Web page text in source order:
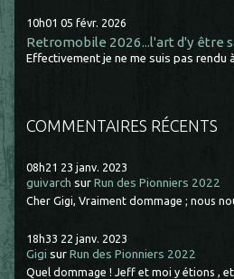
10h01 05 févr. 2026
Retromobile 2026...l'art d'y être
Effectivement je ne me suis pas rendu
COMMENTAIRES RÉCENTS
08h21 23 janv. 2023
guivarch surRun des Pionniers 2022
Cher Gigi, Vraiment dommage ; nous
18h33 22 janv. 2023
Gigi surRun des Pionniers 2022
Quel dommage ! Jeff et moi y étions ,